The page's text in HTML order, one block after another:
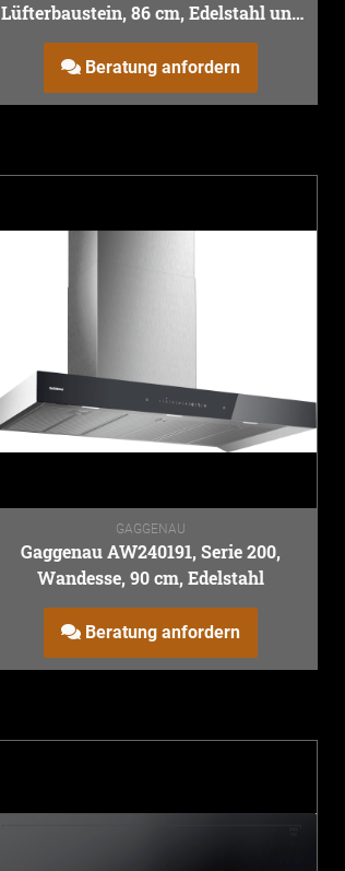
Lüfterbaustein, 86 cm, Edelstahl und
Glas, Edelstahl
Beratung anfordern
GAGGENAU
Gaggenau AW240191, Serie 200,
Wandesse, 90 cm, Edelstahl
Beratung anfordern